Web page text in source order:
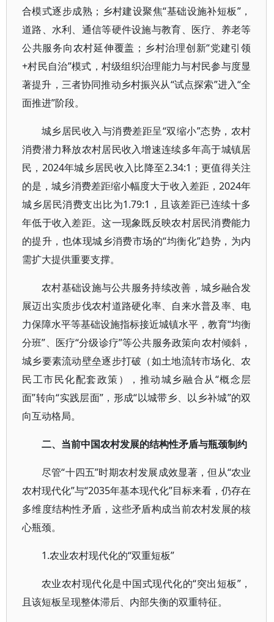
合模式逐步成熟；乡村建设聚焦“基础设施补短板”，
道路、水利、通信等硬件设施与教育、医疗、养老等
公共服务向农村延伸覆盖；乡村治理创新“党建引领
+村民自治”模式，村级组织治理能力与村民参与度显
著提升，三者协同推动乡村振兴从“试点探索”进入“全
面推进”阶段。
城乡居民收入与消费差距呈“双缩小”态势，农村
消费潜力释放农村居民收入增速连续多年高于城镇居
民，2024年城乡居民收入比降至2.34:1；更值得关注
的是，城乡消费差距缩小幅度大于收入差距，2024年
城乡居民消费支出比为1.79:1，且该差距已连续十多
年低于收入差距。这一现象既反映农村居民消费能力
的提升，也体现城乡消费市场的“均衡化”趋势，为内
需扩大提供重要支撑。
农村基础设施与公共服务持续改善，城乡融合发
展迈出实质步伐农村道路硬化率、自来水普及率、电
力保障水平等基础设施指标接近城镇水平，教育“均衡
分班”、医疗“分级诊疗”等公共服务政策向农村倾斜，
城乡要素流动壁垒逐步打破（如土地流转市场化、农
民工市民化配套政策），推动城乡融合从“概念层
面”转向“实践层面”，形成“以城带乡、以乡补城”的双
向互动格局。
二、当前中国农村发展的结构性矛盾与瓶颈制约
尽管“十四五”时期农村发展成效显著，但从“农业
农村现代化”与“2035年基本现代化”目标来看，仍存在
多维度结构性矛盾，这些矛盾构成当前农村发展的核
心瓶颈。
1.农业农村现代化的“双重短板”
农业农村现代化是中国式现代化的“突出短板”，
且该短板呈现整体滞后、内部失衡的双重特征。